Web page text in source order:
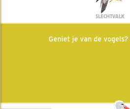
SLECHTVALK
Geniet je van de vogels?